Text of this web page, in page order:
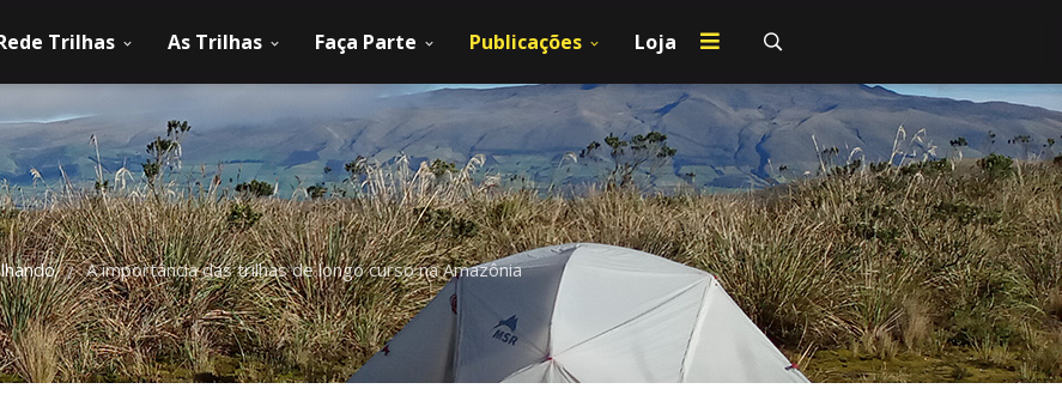
Trilhas As Trilhas Faça Parte Publicações Loja
/ A importância das trilhas de longo curso na Amazônia